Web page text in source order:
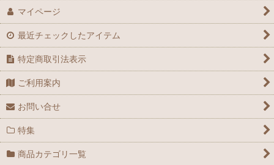
マイページ
最近チェックしたアイテム
特定商取引法表示
ご利用案内
お問い合せ
特集
商品カテゴリ一覧